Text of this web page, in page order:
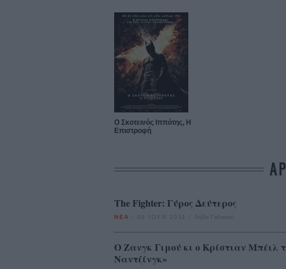
Ο Σκοτεινός Ιππότης, Η
Επιστροφή
The Fighter: Γύρος Δεύτερος
ΝΕΑ 09 ΙΟΥΝ 2011 Λήδα Γαλανού
Ο Ζανγκ Γιμού κι ο Κρίστιαν Μπέιλ
Ναντζίνγκ»